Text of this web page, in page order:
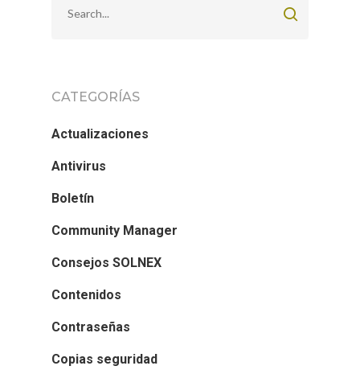
CATEGORÍAS
Actualizaciones
Antivirus
Boletín
Community Manager
Consejos SOLNEX
Contenidos
Contraseñas
Copias seguridad